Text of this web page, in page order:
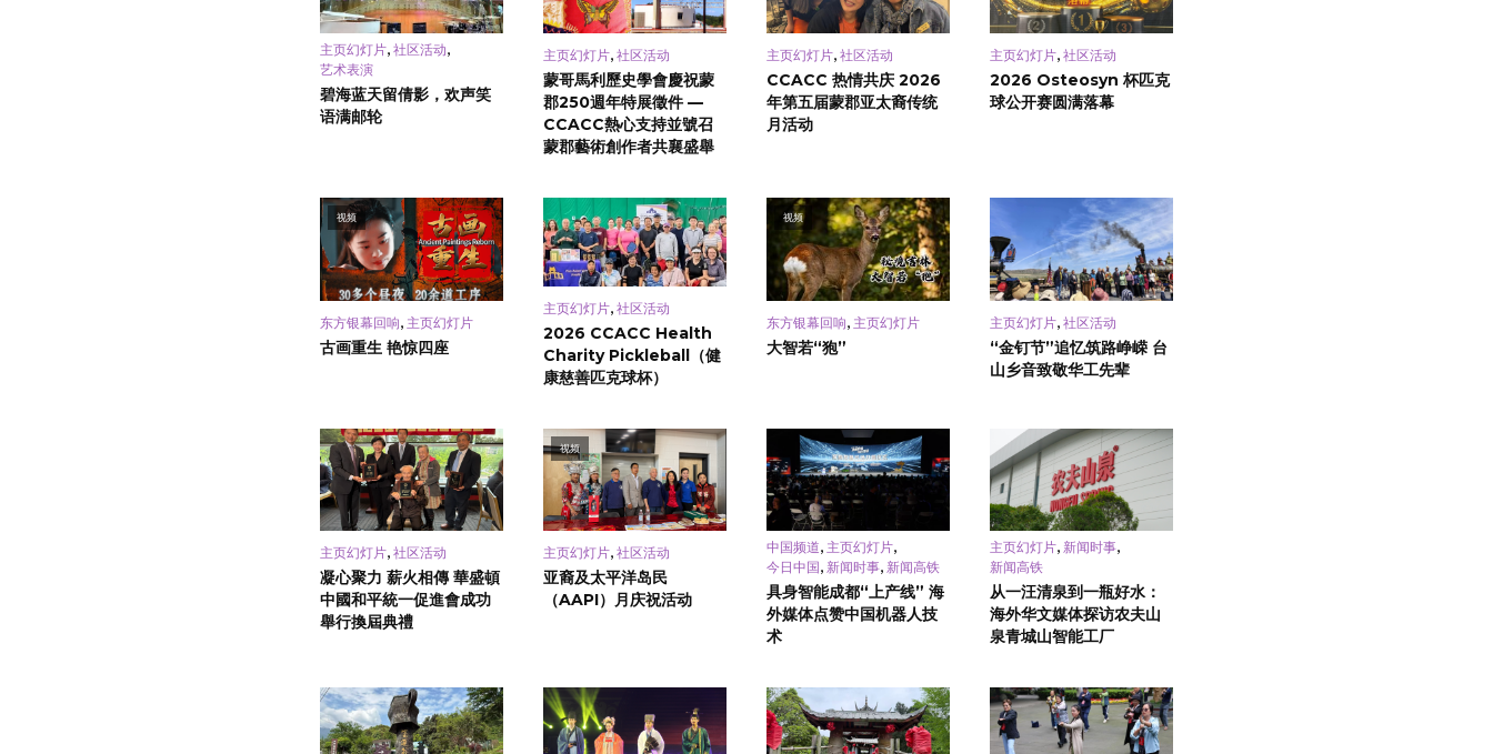
主页幻灯片, 社区活动,
艺术表演
碧海蓝天留倩影，欢声笑
语满邮轮
主页幻灯片, 社区活动
蒙哥馬利歷史學會慶祝蒙
郡250週年特展徵件 —
CCACC熱心支持並號召
蒙郡藝術創作者共襄盛舉
主页幻灯片, 社区活动
CCACC 热情共庆 2026
年第五届蒙郡亚太裔传统
月活动
主页幻灯片, 社区活动
2026 Osteosyn 杯匹克
球公开赛圆满落幕
视频
东方银幕回响, 主页幻灯片
古画重生 艳惊四座
主页幻灯片 社区活动
2026 CCACC Health
Charity Pickleball（健
康慈善匹克球杯）
视频
东方银幕回响, 主页幻灯片
大智若“狍”
主页幻灯片, 社区活动
“金钉节”追忆筑路峥嵘 台
山乡音致敬华工先辈
主页幻灯片, 社区活动
凝心聚力 薪火相傳 華盛頓
中國和平統一促進會成功
舉行換屆典禮
视频
主页幻灯片, 社区活动
亚裔及太平洋岛民
（AAPI）月庆祝活动
中国频道, 主页幻灯片,
今日中国, 新闻时事, 新闻高铁
具身智能成都“上产线” 海
外媒体点赞中国机器人技
术
主页幻灯片, 新闻时事,
新闻高铁
从一汪清泉到一瓶好水：
海外华文媒体探访农夫山
泉青城山智能工厂